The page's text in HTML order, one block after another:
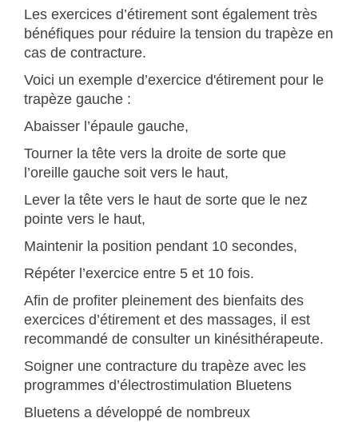
Les exercices d’étirement sont également très
bénéfiques pour réduire la tension du trapèze en
cas de contracture.
Voici un exemple d’exercice d'étirement pour le
trapèze gauche :
Abaisser l’épaule gauche,
Tourner la tête vers la droite de sorte que
l’oreille gauche soit vers le haut,
Lever la tête vers le haut de sorte que le nez
pointe vers le haut,
Maintenir la position pendant 10 secondes,
Répéter l’exercice entre 5 et 10 fois.
Afin de profiter pleinement des bienfaits des
exercices d’étirement et des massages, il est
recommandé de consulter un kinésithérapeute.
Soigner une contracture du trapèze avec les
programmes d’électrostimulation Bluetens
Bluetens a développé de nombreux